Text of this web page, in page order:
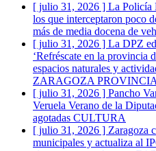
[ julio 31, 2026 ] La Policía
los que interceptaron poco
más de media docena de
[ julio 31, 2026 ] La DPZ
‘Refréscate en la provincia
espacios naturales y
ZARAGOZA PROVINCIA
[ julio 31, 2026 ] Pancho
Veruela Verano de la
agotadas CULTURA
[ julio 31, 2026 ] Zaragoza
municipales y actualiza al